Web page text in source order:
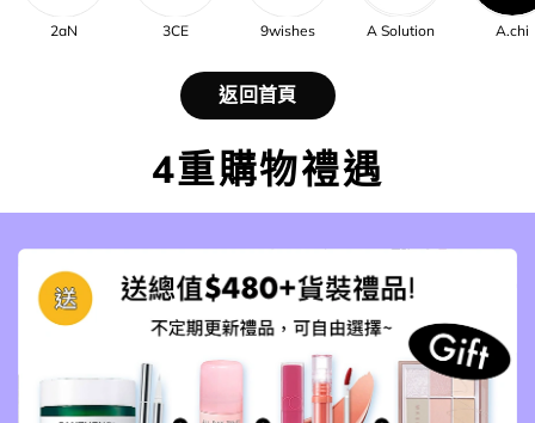
2aN 3CE 9wishes A Solution A.chi
返回首頁
4重購物禮遇